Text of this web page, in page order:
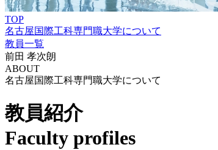
TOP
名古屋国際工科専門職大学について
教員一覧
前田 孝次朗
ABOUT
名古屋国際工科専門職大学について
教員紹介
Faculty profiles